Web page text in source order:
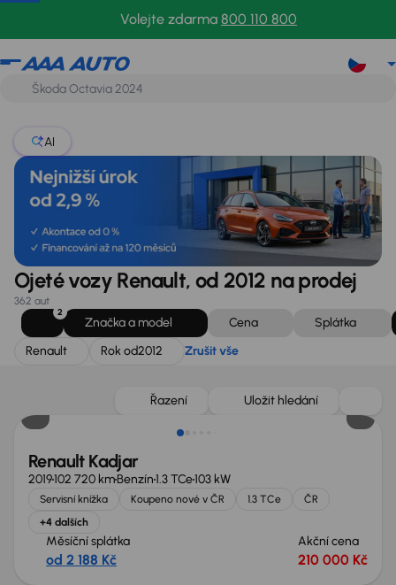
Volejte zdarma 800 110 800
Renault
AI
Ojeté vozy Renault, od 2012 na prodej
362 aut
2
Značka a model Cena
Splátka
Renault
Rok od2012 Zrušit vše
Řazení Uložit hledání
Zlevněno o 40 000 Kč
Renault Kadjar
2019102 720 kmBenzín1.3 TCe103 kW
Servisní knížka Koupeno nové v ČR 1.3 TCe
ČR
+4 dalších
Měsíční splátka
od 2 188 Kč
Akční cena
210 000 Kč
Zlevněno o 10 000 Kč